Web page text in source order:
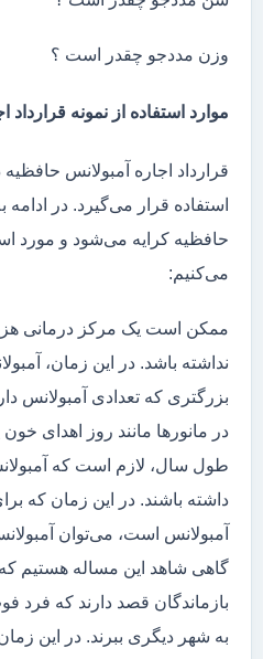
وزن مددجو چقدر است ؟
موارد استفاده از نمونه
قرارداد اجاره آمبولانس
استفاده قرار می‌گیرد. در
حافظیه کرایه می‌شود و مورد
می‌کنیم:
ممکن است یک مرکز درمانی
نداشته باشد. در این زمان،
بزرگتری که تعدادی آمبولانس
در مانور‌ها مانند روز اهدای
طول سال، لازم است که
داشته باشند. در این زمان که
آمبولانس است، می‌توان
گاهی شاهد این مساله هستیم
بازماندگان قصد دارند که فرد
به شهر دیگری ببرند. در این